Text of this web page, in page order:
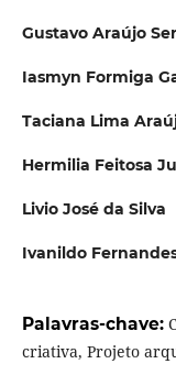
Gustavo Araújo
Iasmyn Formiga
Taciana Lima
Hermilia Feitosa
Livio José da Silva
Ivanildo
Palavras-chave:
criativa, Projeto